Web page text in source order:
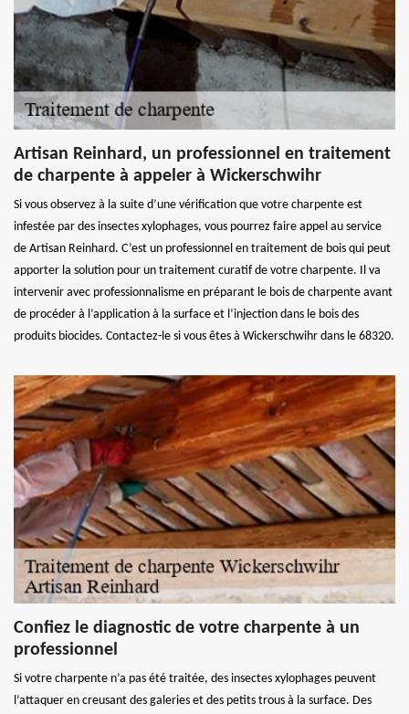
Artisan Reinhard, un professionnel en traitement
de charpente à appeler à Wickerschwihr
Si vous observez à la suite d’une vérification que votre charpente est
infestée par des insectes xylophages, vous pourrez faire appel au service
de Artisan Reinhard. C’est un professionnel en traitement de bois qui peut
apporter la solution pour un traitement curatif de votre charpente. Il va
intervenir avec professionnalisme en préparant le bois de charpente avant
de procéder à l’application à la surface et l’injection dans le bois des
produits biocides. Contactez-le si vous êtes à Wickerschwihr dans le 68320.
Confiez le diagnostic de votre charpente à un
professionnel
Si votre charpente n’a pas été traitée, des insectes xylophages peuvent
l’attaquer en creusant des galeries et des petits trous à la surface. Des